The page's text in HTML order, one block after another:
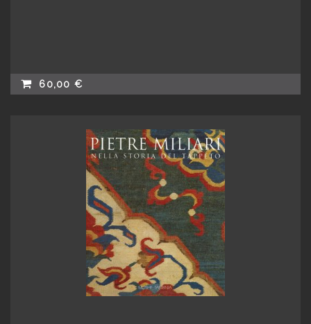
60,00 €